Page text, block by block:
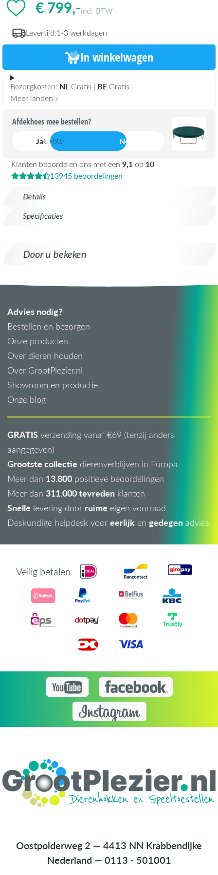
Details
Specificaties
€ 799,-incl. BTW
Levertijd:1-3 werkdagen
In winkelwagen
Bezorgkosten: NL Gratis | BE Gratis
Meer landen »
Klanten beoordelen ons met een 9,1 op 10
13945 beoordelingen
Afdekhoes mee bestellen?
Ja€ +80,- Nee
Door u bekeken
Advies nodig?
Bestellen en bezorgen
Onze producten
Over dieren houden
Over GrootPlezier.nl
Showroom en productie
Onze blog
GRATIS verzending vanaf €69 (tenzij anders
aangegeven)
Grootste collectie dierenverblijven in Europa
Meer dan 13.800 positieve beoordelingen
Meer dan 311.000 tevreden klanten
Snelle levering door ruime eigen voorraad
Deskundige helpdesk voor eerlijk en gedegen advies
Veilig betalen
Oostpolderweg 2 — 4413 NN Krabbendijke
Nederland — 0113 - 501001